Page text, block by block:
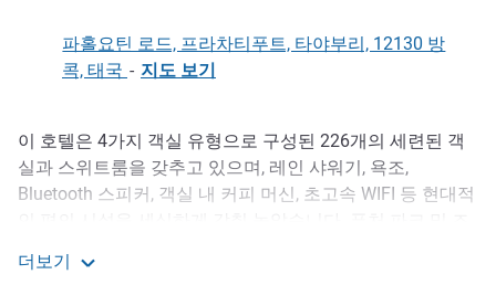
파홀요틴 로드, 프라차티푸트, 타야부리, 12130 방
콕, 태국 - 지도 보기
호텔설명
이 호텔은 4가지 객실 유형으로 구성된 226개의 세련된 객
실과 스위트룸을 갖추고 있으며, 레인 샤워기, 욕조,
Bluetooth 스피커, 객실 내 커피 머신, 초고속 WIFI 등 현대적
티크, 레스토랑, 엔터테인먼트 시설을 편리하게 이용할 수
더보기